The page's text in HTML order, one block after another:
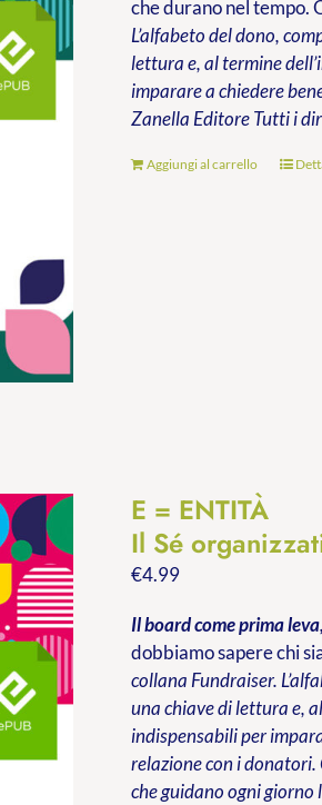
che durano nel tempo.
L’alfabeto del dono,
lettura e, al termine
imparare a chiedere
Zanella EditoreTutti i
Aggiungi al carrello
E = ENTITÀ
Il Sé
€4.99
Il board come prima
dobbiamo sapere chi
collana Fundraiser.
una chiave di lettura e,
indispensabili per
relazione con i donatori.
che guidano ogni giorno